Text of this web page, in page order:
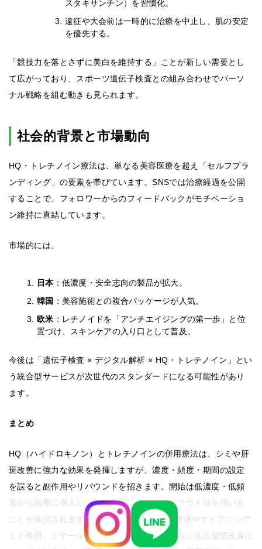
スタキサンチン）を習慣化。
遠征や大会前は一時的に治療を中止し、肌の安定
を優先する。
「競技力を落とさずに美白を維持する」ことが新しい需要とし
て広がっており、スポーツ遺伝子検査との組み合わせでパーソ
ナル戦略を組む動きも見られます。
社会的背景と市場動向
HQ・トレチノイン療法は、単なる美容医療を超え「セルフブラ
ンディング」の要素を帯びています。SNSでは治療経過を公開
することで、フォロワーからのフィードバックがモチベーショ
ン維持に直結しています。
市場的には、
日本：低濃度・安全志向の製品が拡大。
韓国 ：美容施術との複合パッケージが人気。
欧米 ：レチノイドを「アンチエイジングの第一歩」と位
置づけ、スキンケアの入り口として普及。
今後は「遺伝子検査 × デジタル解析 × HQ・トレチノイン」とい
う統合型サービスが次世代のスタンダードになる可能性があり
ます。
まとめ
HQ（ハイドロキノン）とトレチノインの併用療法は、シミや肝
斑改善に強力な効果を発揮しますが、濃度・頻度・期間の設定
を誤ると副作用やリバウンドを招きます。開始は低濃度・低頻
度から慎重に導入し、数か月単位でフェードアウト法を用いる
ことが推奨されます。治療後はビタミンC誘導体やナイアシンア
ミド外用、シナールやL-システイン内服、さらに生活習慣改善に